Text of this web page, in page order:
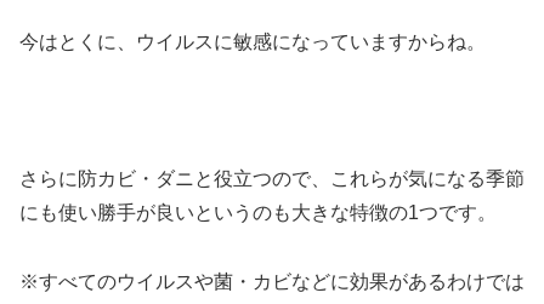
今はとくに、ウイルスに敏感になっていますからね。
さらに防カビ・ダニと役立つので、これらが気になる季節
にも使い勝手が良いというのも大きな特徴の1つです。
※すべてのウイルスや菌・カビなどに効果があるわけでは